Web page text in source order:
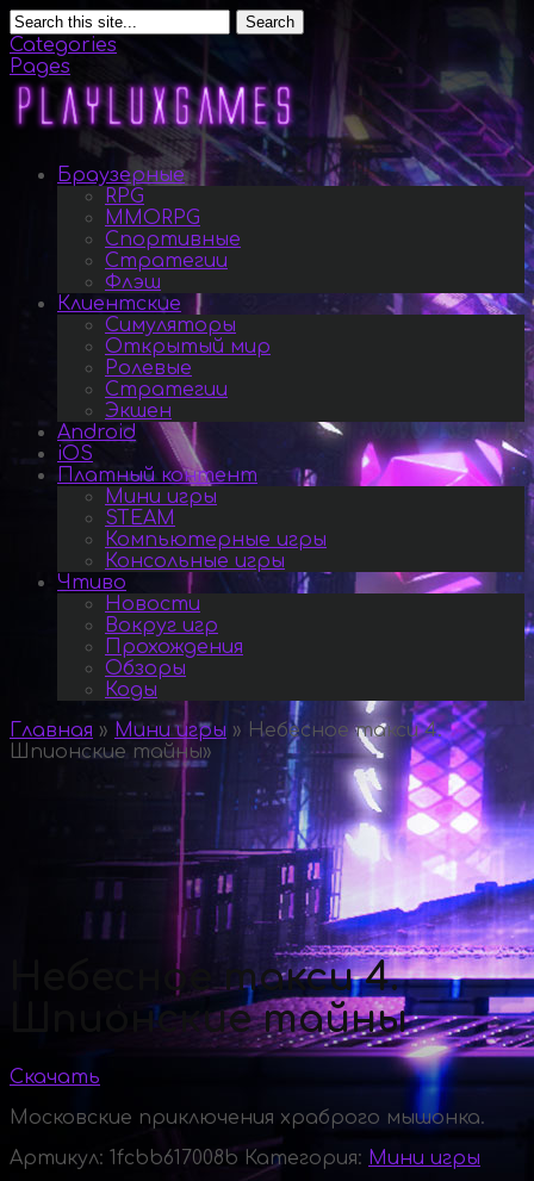
Search
Categories
Pages
Браузерные
RPG
MMORPG
Спортивные
Стратегии
Флэш
Клиентские
Симуляторы
Открытый мир
Ролевые
Стратегии
Экшен
Android
iOS
Платный контент
Мини игры
STEAM
Компьютерные игры
Консольные игры
Чтиво
Новости
Вокруг игр
Прохождения
Обзоры
Коды
Главная » Мини игры » Небесное такси 4.
Шпионские тайны»
Небесное такси 4.
Шпионские тайны
Скачать
Московские приключения храброго мышонка.
Артикул: 1fcbb617008b Категория: Мини игры